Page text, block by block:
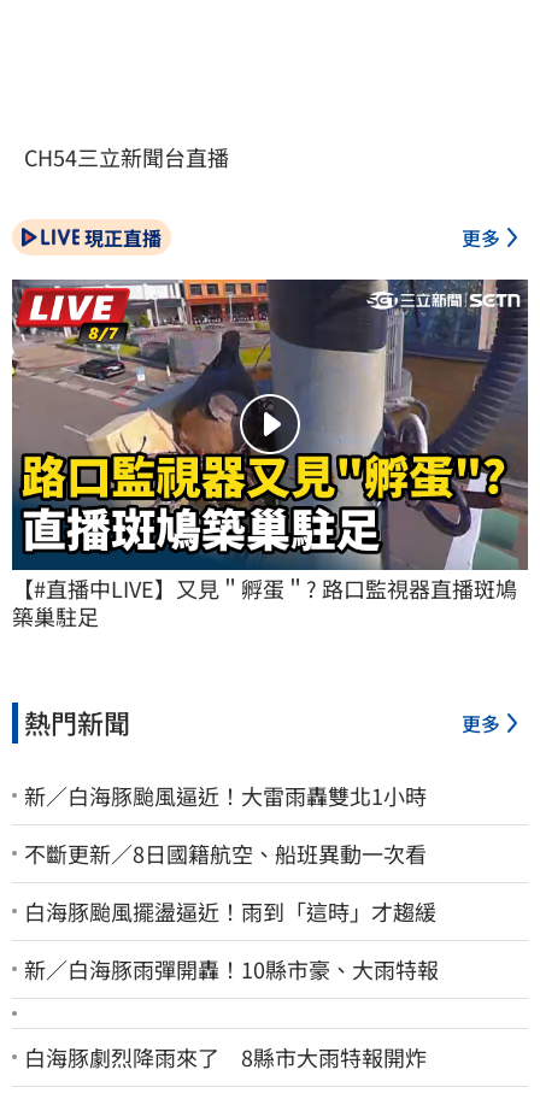
CH54三立新聞台直播
現正直播 更多
【#直播中LIVE】又見＂孵蛋＂? 路口監視器直播斑鳩
築巢駐足
熱門新聞 更多
新／白海豚颱風逼近！大雷雨轟雙北1小時
不斷更新／8日國籍航空、船班異動一次看
白海豚颱風擺盪逼近！雨到「這時」才趨緩
新／白海豚雨彈開轟！10縣市豪、大雨特報
白海豚劇烈降雨來了 8縣市大雨特報開炸